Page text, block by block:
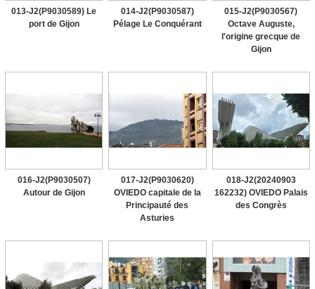
013-J2(P9030589) Le
port de Gijon
014-J2(P9030587)
Pélage Le Conquérant
015-J2(P9030567)
Octave Auguste,
l'origine grecque de
Gijon
016-J2(P9030507)
Autour de Gijon
017-J2(P9030620)
OVIEDO capitale de la
Principauté des
Asturies
018-J2(20240903
162232) OVIEDO Palais
des Congrès